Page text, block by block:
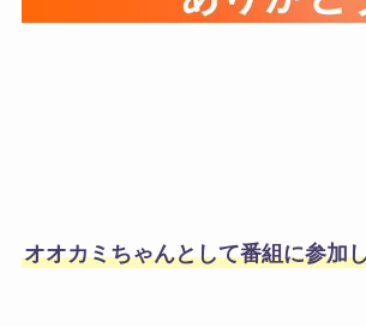
オオカミちゃんとして番組に参加